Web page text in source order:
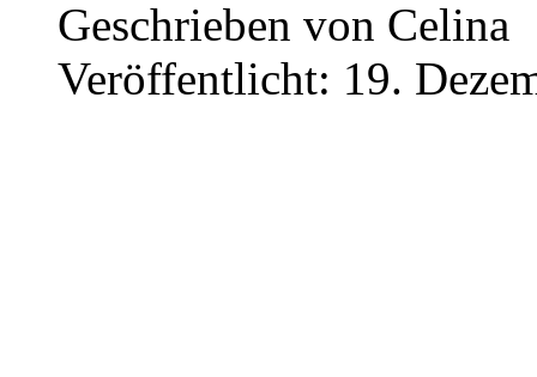
Geschrieben von Celina
Veröffentlicht: 19.